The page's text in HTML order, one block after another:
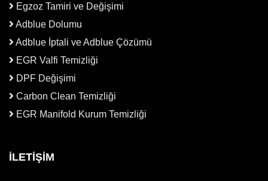
Egzoz Tamiri ve Değişimi
Adblue Dolumu
Adblue İptali ve Adblue Çözümü
EGR Valfi Temizliği
DPF Değişimi
Carbon Clean Temizliği
EGR Manifold Kurum Temizliği
İLETİŞİM